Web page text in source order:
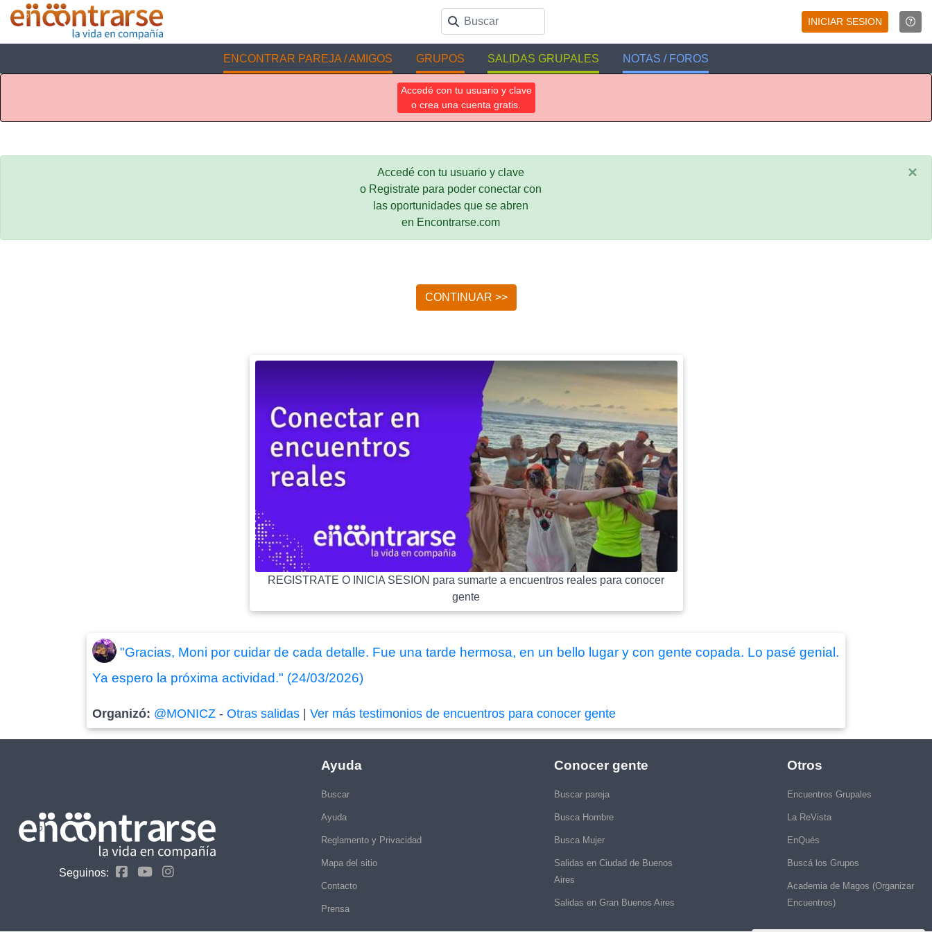
INICIAR SESION
ENCONTRAR PAREJA / AMIGOS GRUPOS SALIDAS GRUPALES NOTAS / FOROS
Accedé con tu usuario y clave
o crea una cuenta gratis.
Accedé con tu usuario y clave
o Registrate para poder conectar con
las oportunidades que se abren
en Encontrarse.com
×
CONTINUAR >>
REGISTRATE O INICIA SESION para sumarte a encuentros reales para conocer
gente
"Gracias, Moni por cuidar de cada detalle. Fue una tarde hermosa, en un bello lugar y con gente copada. Lo pasé genial.
Ya espero la próxima actividad." (24/03/2026)
Organizó: @MONICZ -Otras salidas |Ver más testimonios de encuentros para conocer gente
Seguinos:
Ayuda
Buscar
Ayuda
Reglamento y Privacidad
Mapa del sitio
Contacto
Prensa
Conocer gente
Buscar pareja
Busca Hombre
Busca Mujer
Salidas en Ciudad de Buenos
Aires
Salidas en Gran Buenos Aires
Otros
Encuentros Grupales
La ReVista
EnQués
Buscá los Grupos
Academia de Magos (Organizar
Encuentros)